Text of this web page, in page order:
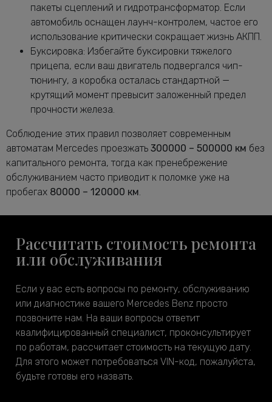
пакеты сцеплений и гидротрансформатор. Если
автомобиль оснащен лаунч-контролем, частое его
использование критически сокращает жизнь АКПП.
Буксировка: Избегайте буксировки тяжелого
прицепа, если ваш двигатель подвергался чип-
тюнингу, а коробка осталась стандартной —
крутящий момент превысит заложенный предел
прочности железа.
Соблюдение этих правил позволяет современным
автоматам Mercedes проезжать 300000 – 500000 км без
капитального ремонта, тогда как пренебрежение
обслуживанием часто приводит к поломке уже на
пробегах 80000 – 120000 км.
Рассчитать стоимость ремонта
или обслуживания
Если у вас есть вопросы по ремонту, обслуживанию
или диагностике вашего Mercedes Benz просто
позвоните нам. На ваши вопросы ответит
квалифицированный специалист, проконсультирует
по работам, рассчитает стоимость на текущую дату.
Для этого может потребоваться VIN-код, пожалуйста,
будьте готовы его назвать.